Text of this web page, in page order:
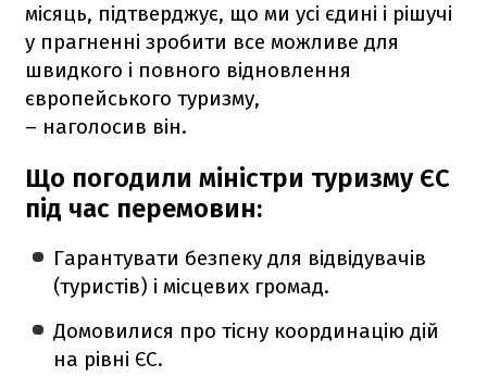
місяць, підтверджує, що ми усі єдині і рішучі
у прагненні зробити все можливе для
швидкого і повного відновлення
європейського туризму,
– наголосив він.
Що погодили міністри туризму ЄС
під час перемовин:
Гарантувати безпеку для відвідувачів
(туристів) і місцевих громад.
Домовилися про тісну координацію дій
на рівні ЄС.